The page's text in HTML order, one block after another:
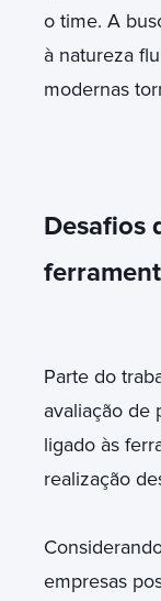
o time. A
à natureza
modernas
Desafios
Parte do
avaliação de
ligado às
realização
empresas